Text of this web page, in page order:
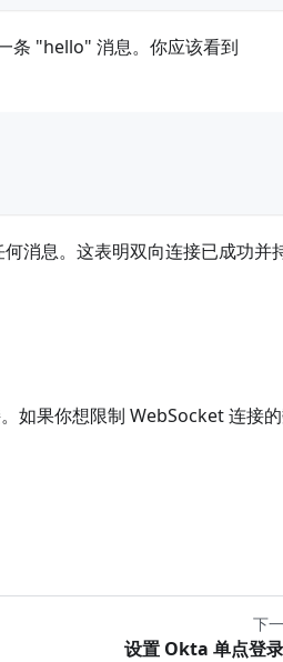
条 "hello" 消息。你应该看到
消息。这表明双向连接已成功并
如果你想限制 WebSocket 连接
下
设置 Okta 单点登录